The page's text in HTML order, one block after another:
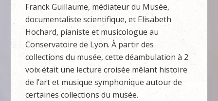
Franck Guillaume, médiateur du Musée,
documentaliste scientifique, et Elisabeth
Hochard, pianiste et musicologue au
Conservatoire de Lyon. À partir des
collections du musée, cette déambulation à 2
voix était une lecture croisée mêlant histoire
de l’art et musique symphonique autour de
certaines collections du musée.